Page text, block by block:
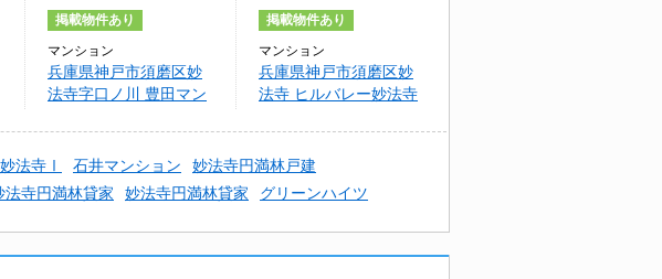
掲載物件あり
マンション
兵庫県神戸市須磨区妙
法寺字口ノ川 豊田マン
掲載物件あり
マンション
兵庫県神戸市須磨区妙
法寺 ヒルバレー妙法寺
法寺Ⅰ 石井マンション
妙法寺円満林戸建
法寺円満林貸家 妙法寺円満林貸家 グリーンハイツ